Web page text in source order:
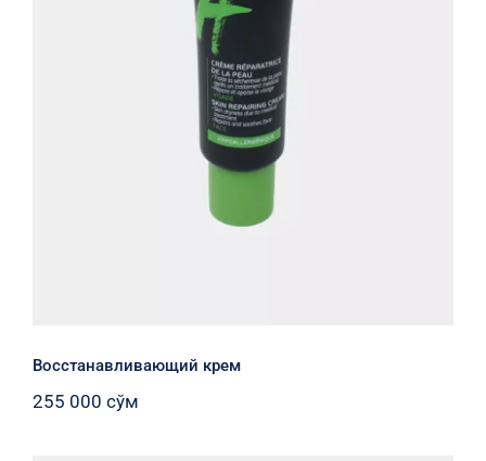
Восстанавливающий крем
Восстанавливающий крем
255 000 сўм